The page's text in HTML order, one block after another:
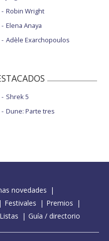
Robin Wright
Elena Anaya
Adèle Exarchopoulos
Shrek 5
Dune: Parte tres
novedades
Festivales
Premios
Listas Guía / directorio